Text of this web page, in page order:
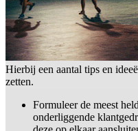
Hierbij een aantal tips en
zetten.
Formuleer de meest
onderliggende